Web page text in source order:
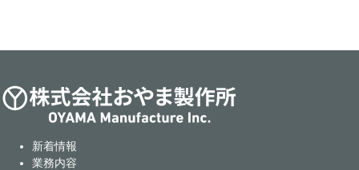
新着情報
業務内容